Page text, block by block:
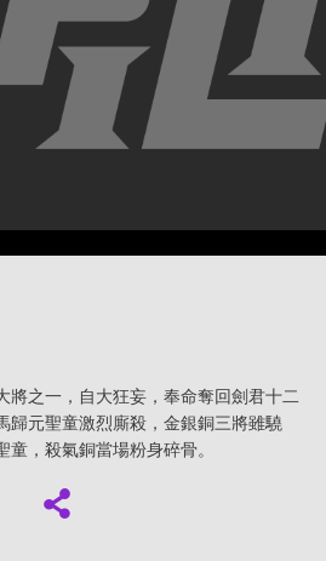
將之一，自大狂妄，奉命奪回劍君十二
歸元聖童激烈廝殺，金銀銅三將雖驍
，殺氣銅當場粉身碎骨。